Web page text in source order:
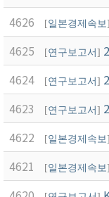
4626 [일본경제속보]
4625 [연구보고서]
4624 [연구보고서]
4623 [연구보고서]
4622 [일본경제속보]
4621 [일본경제속보]